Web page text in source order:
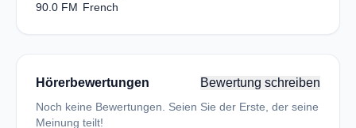
90.0 FM French
Hörerbewertungen Bewertung schreiben
Noch keine Bewertungen. Seien Sie der Erste, der seine
Meinung teilt!